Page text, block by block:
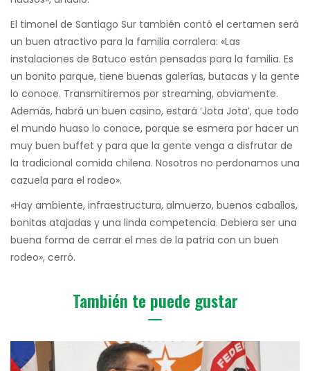
El timonel de Santiago Sur también contó el certamen será
un buen atractivo para la familia corralera: «Las
instalaciones de Batuco están pensadas para la familia. Es
un bonito parque, tiene buenas galerías, butacas y la gente
lo conoce. Transmitiremos por streaming, obviamente.
Además, habrá un buen casino, estará ‘Jota Jota’, que todo
el mundo huaso lo conoce, porque se esmera por hacer un
muy buen buffet y para que la gente venga a disfrutar de
la tradicional comida chilena. Nosotros no perdonamos una
cazuela para el rodeo».
«Hay ambiente, infraestructura, almuerzo, buenos caballos,
bonitas atajadas y una linda competencia. Debiera ser una
buena forma de cerrar el mes de la patria con un buen
rodeo», cerró.
También te puede gustar